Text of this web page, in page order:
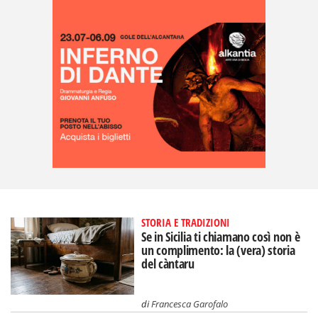
STORIA E TRADIZIONI
Se in Sicilia ti chiamano così non è
un complimento: la (vera) storia
del càntaru
diFrancesca Garofalo